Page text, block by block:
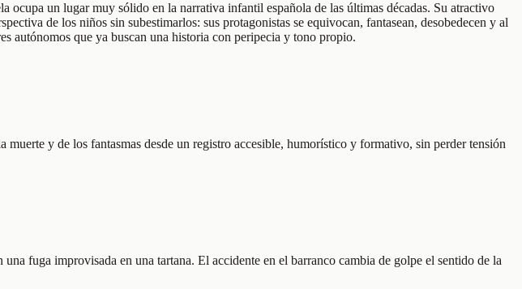
un lugar muy sólido en la narrativa infantil española de las últimas décadas. Su atractivo
de los niños sin subestimarlos: sus protagonistas se equivocan, fantasean, desobedecen y al
autónomos que ya buscan una historia con peripecia y tono propio.
y de los fantasmas desde un registro accesible, humorístico y formativo, sin perder tensión
fuga improvisada en una tartana. El accidente en el barranco cambia de golpe el sentido de la